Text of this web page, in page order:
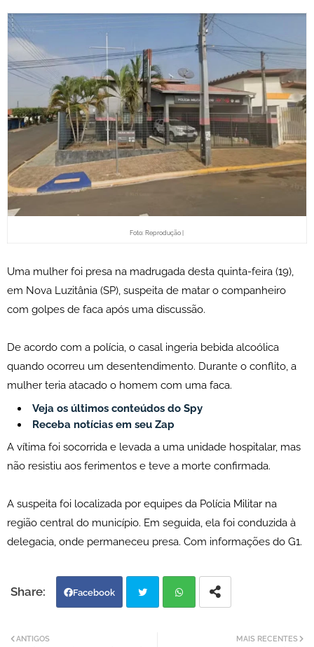
Foto: Reprodução |
Uma mulher foi presa na madrugada desta quinta-feira (19),
em Nova Luzitânia (SP), suspeita de matar o companheiro
com golpes de faca após uma discussão.
De acordo com a polícia, o casal ingeria bebida alcoólica
quando ocorreu um desentendimento. Durante o conflito, a
mulher teria atacado o homem com uma faca.
Veja os últimos conteúdos do Spy
Receba notícias em seu Zap
A vítima foi socorrida e levada a uma unidade hospitalar, mas
não resistiu aos ferimentos e teve a morte confirmada.
A suspeita foi localizada por equipes da Polícia Militar na
região central do município. Em seguida, ela foi conduzida à
delegacia, onde permaneceu presa. Com informações do G1.
Facebook
MAIS RECENTES
ANTIGOS